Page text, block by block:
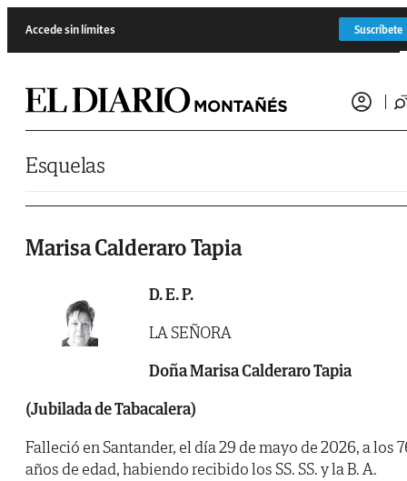
Accede sin límites Suscríbete
Esquelas
Marisa Calderaro Tapia
D. E. P.
LA SEÑORA
Doña Marisa Calderaro Tapia
(Jubilada de Tabacalera)
Falleció en Santander, el día 29 de mayo de 2026, a los
años de edad, habiendo recibido los SS. SS. y la B. A.